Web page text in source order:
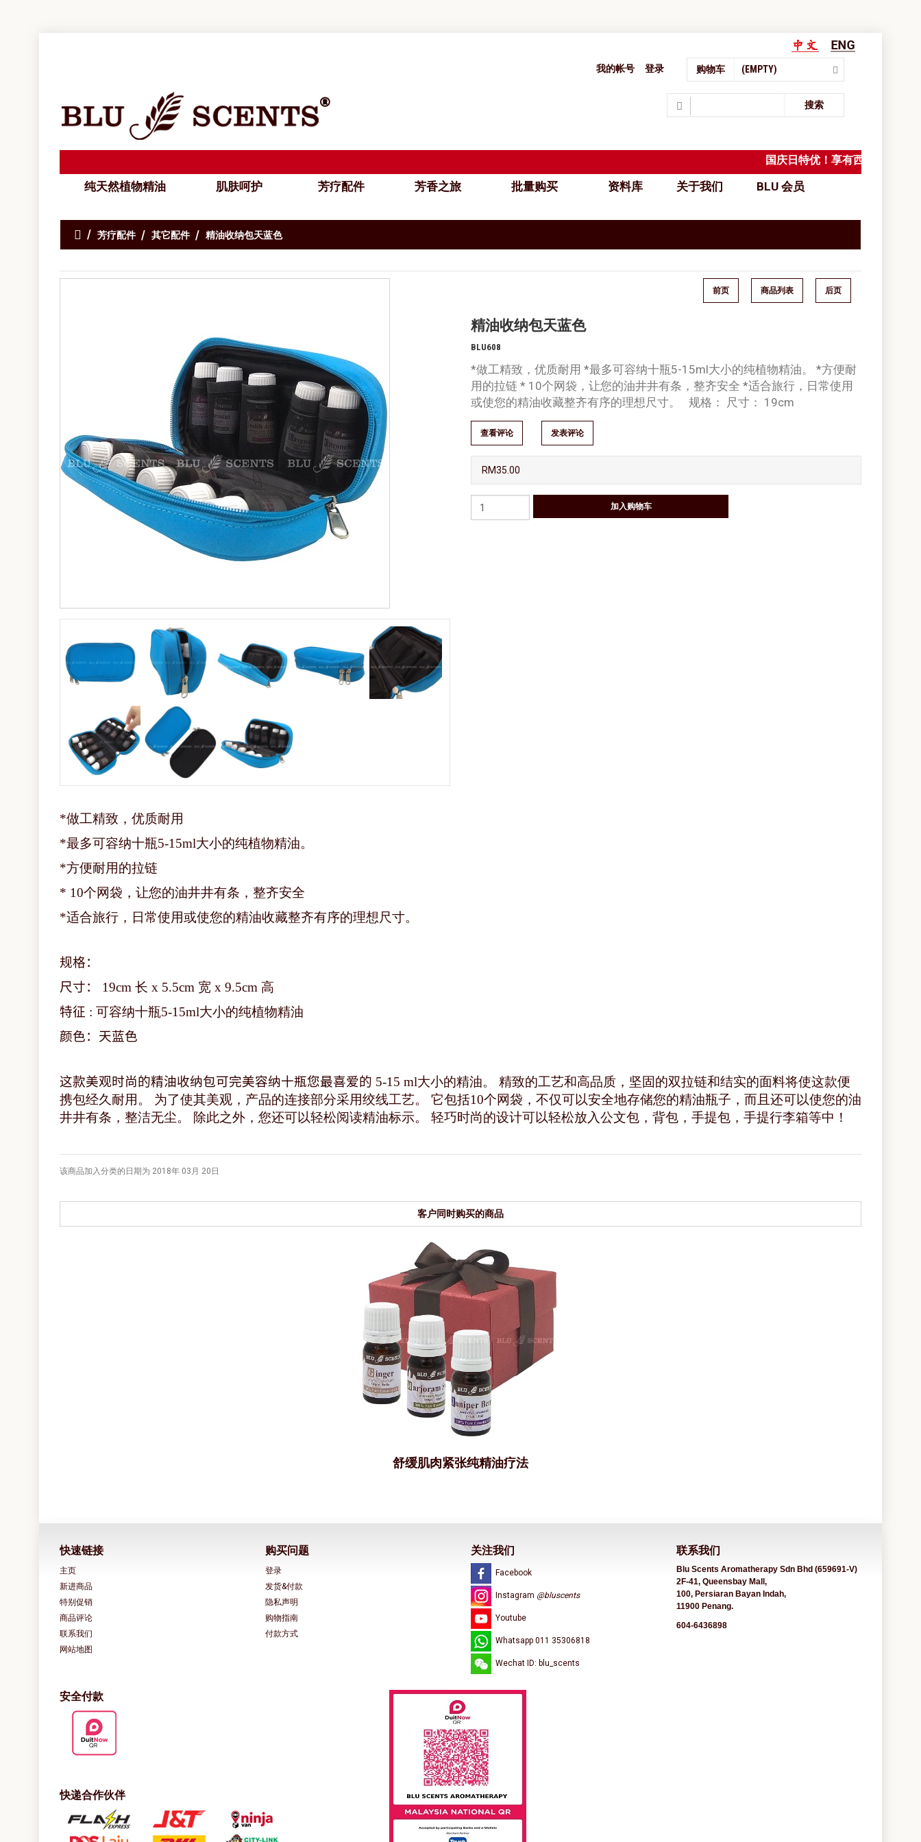
购物车 (EMPTY)
我的帐号 登录
搜索
国庆日特优！享有西马免
纯天然植物精油 肌肤呵护 芳疗配件 芳香之旅 批量购买 资料库 关于我们 BLU 会员
芳疗配件 其它配件 精油收纳包天蓝色
前页 商品列表 后页
精油收纳包天蓝色
BLU608
*做工精致，优质耐用 *最多可容纳十瓶5-15ml大小的纯植物精油。 *方便耐
用的拉链 * 10个网袋，让您的油井井有条，整齐安全 *适合旅行，日常使用
或使您的精油收藏整齐有序的理想尺寸。 规格： 尺寸： 19cm
查看评论 发表评论
RM35.00
*做工精致，优质耐用
*最多可容纳十瓶5-15ml大小的纯植物精油。
*方便耐用的拉链
* 10个网袋，让您的油井井有条，整齐安全
*适合旅行，日常使用或使您的精油收藏整齐有序的理想尺寸。
规格：
尺寸：
19cm 长 x 5.5cm 宽 x 9.5cm 高
特征 : 可容纳十瓶5-15ml大小的纯植物精油
颜色：天蓝色
这款美观时尚的精油收纳包可完美容纳十瓶您最喜爱的 5-15 ml大小的精油。 精致的工艺和高品质，坚固的双拉链和结实的面料将使这款便
携包经久耐用。 为了使其美观，产品的连接部分采用绞线工艺。 它包括10个网袋，不仅可以安全地存储您的精油瓶子，而且还可以使您的油
井井有条，整洁无尘。 除此之外，您还可以轻松阅读精油标示。 轻巧时尚的设计可以轻松放入公文包，背包，手提包，手提行李箱等中！
该商品加入分类的日期为 2018年 03月 20日
客户同时购买的商品
舒缓肌肉紧张纯精油疗法
快速链接
主页
新进商品
特别促销
商品评论
联系我们
网站地图
购买问题
登录
发货&付款
隐私声明
购物指南
付款方式
关注我们
Facebook
Instagram @bluscents
Youtube
Whatsapp 011 35306818
Wechat ID: blu_scents
联系我们
Blu Scents Aromatherapy Sdn Bhd (659691-V)
2F-41, Queensbay Mall,
100, Persiaran Bayan Indah,
11900 Penang.
604-6436898
安全付款
快递合作伙伴